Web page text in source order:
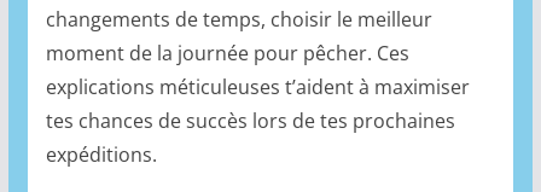
changements de temps, choisir le meilleur
moment de la journée pour pêcher. Ces
explications méticuleuses t’aident à maximiser
tes chances de succès lors de tes prochaines
expéditions.